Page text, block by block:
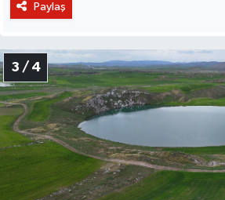
Paylaş
3 / 4